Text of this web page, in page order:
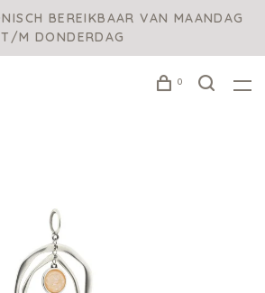
BEREIKBAAR VAN MAANDAG
T/M DONDERDAG
0